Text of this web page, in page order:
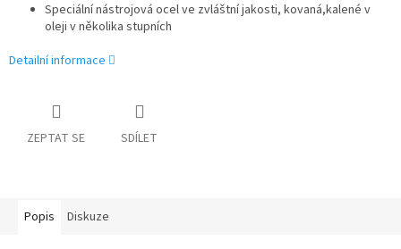
Speciální nástrojová ocel ve zvláštní jakosti, kovaná,kalené v
oleji v několika stupních
Detailní informace
ZEPTAT SE SDÍLET
Popis Diskuze